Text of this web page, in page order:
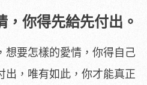
，你得先給先付出。
想要怎樣的愛情，你得自己
出，唯有如此，你才能真正